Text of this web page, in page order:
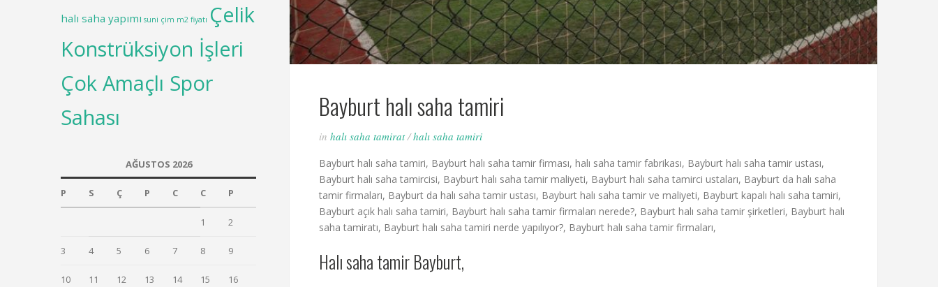
Bayburt halı saha tamiri
in halı saha tamirat/halı saha tamiri
Bayburt halı saha tamiri, Bayburt halı saha tamir firması, halı saha tamir fabrikası, Bayburt halı saha tamir ustası,
Bayburt halı saha tamircisi, Bayburt halı saha tamir maliyeti, Bayburt halı saha tamirci ustaları, Bayburt da halı saha
tamir firmaları, Bayburt da halı saha tamir ustası, Bayburt halı saha tamir ve maliyeti, Bayburt kapalı halı saha tamiri,
Bayburt açık halı saha tamiri, Bayburt halı saha tamir firmaları nerede?, Bayburt halı saha tamir şirketleri, Bayburt halı
saha tamiratı, Bayburt halı saha tamiri nerde yapılıyor?, Bayburt halı saha tamir firmaları,
Halı saha tamir Bayburt,
halı saha yapımı suni çim m2 fiyatı Çelik
Konstrüksiyon İşleri
Çok Amaçlı Spor
Sahası
AĞUSTOS 2026
P S Ç P C C P
1 2
3 4 5 6 7 8 9
10 11 12 13 14 15 16